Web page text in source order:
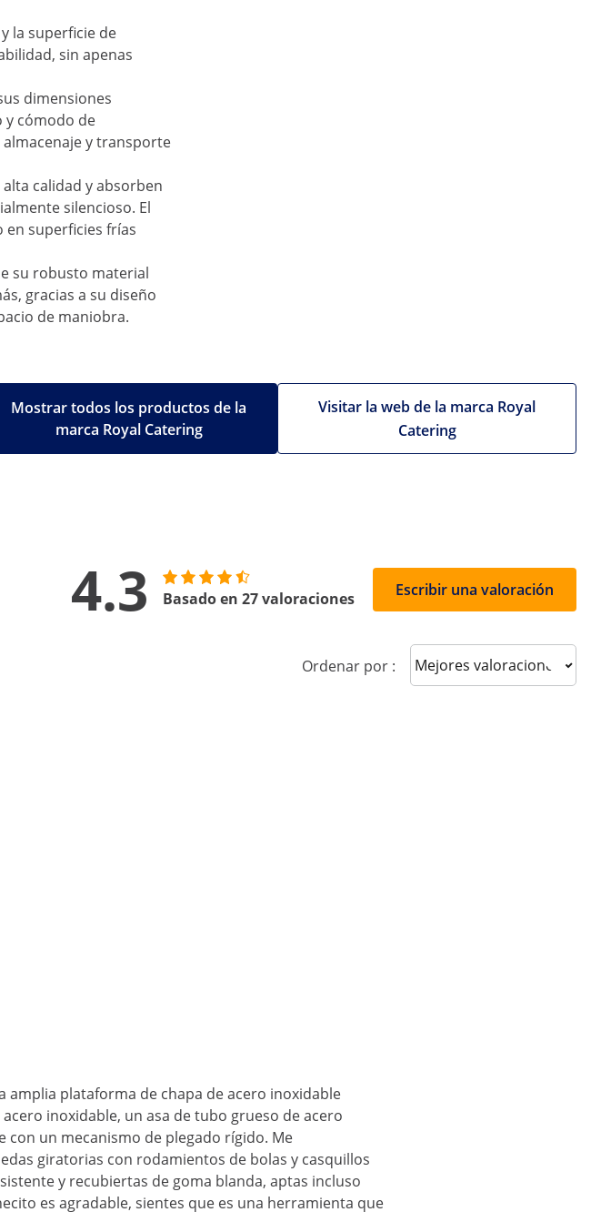
la superficie de
sin apenas
dimensiones
y cómodo de
almacenaje y transporte
calidad y absorben
silencioso. El
en superficies frías
su robusto material
gracias a su diseño
de maniobra.
Visitar la web de la marca Royal
Catering
Mostrar todos los productos de la
marca Royal Catering
4.3 Basado en 27 valoraciones Escribir una valoración
Ordenar por : Sort reviews
amplia plataforma de chapa de acero inoxidable
inoxidable, un asa de tubo grueso de acero
con un mecanismo de plegado rígido. Me
giratorias con rodamientos de bolas y casquillos
y recubiertas de goma blanda, aptas incluso
es agradable, sientes que es una herramienta que